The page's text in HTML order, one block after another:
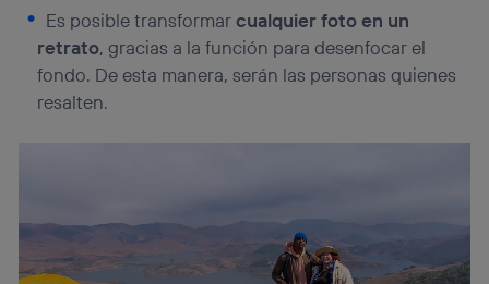
Es posible transformarcualquier foto en un
retrato, gracias a la función para desenfocar el
fondo. De esta manera, serán las personas quienes
resalten.